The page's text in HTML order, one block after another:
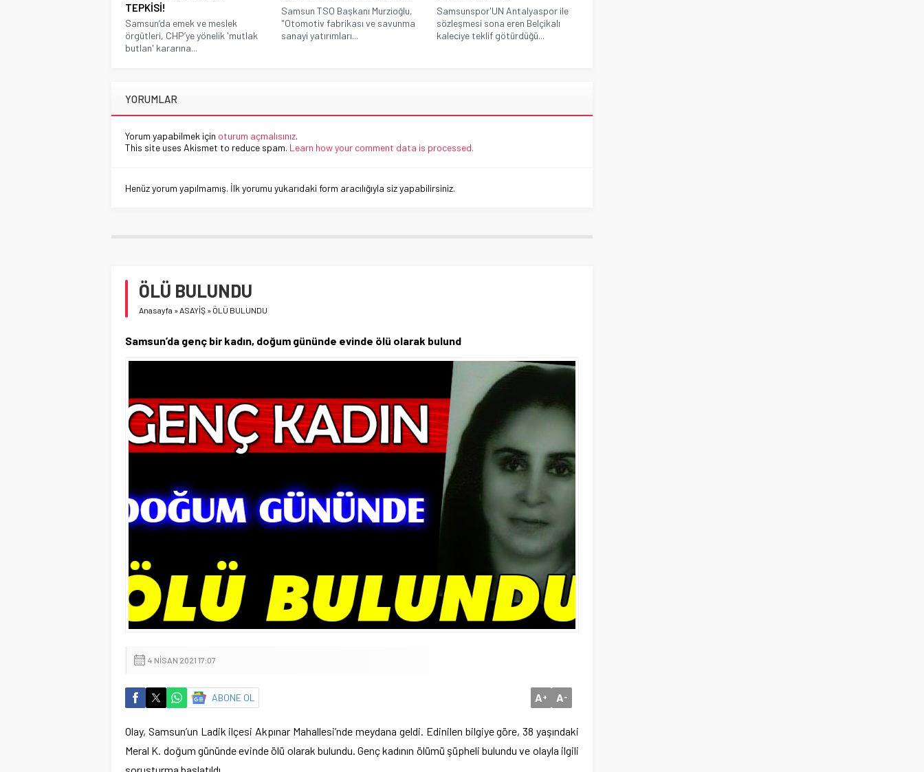
TEPKİSİ!
Samsun’da emek ve meslek
örgütleri, CHP’ye yönelik 'mutlak
butlan' kararına...
Samsun TSO Başkanı Murzioğlu,
"Otomotiv fabrikası ve savunma
sanayi yatırımları...
Samsunspor'UN Antalyaspor ile
sözleşmesi sona eren Belçikalı
kaleciye teklif götürdüğü...
YORUMLAR
Yorum yapabilmek için oturum açmalısınız.
This site uses Akismet to reduce spam. Learn how your comment data is processed.
Henüz yorum yapılmamış. İlk yorumu yukarıdaki form aracılığıyla siz yapabilirsiniz.
ÖLÜ BULUNDU
Anasayfa »ASAYİŞ » ÖLÜ BULUNDU
Samsun’da genç bir kadın, doğum gününde evinde ölü olarak bulund
4 NISAN 2021 17:07
ABONE OL A+ A-
Olay, Samsun’un Ladik ilçesi Akpınar Mahallesi’nde meydana geldi. Edinilen bilgiye göre, 38 yaşındaki
Meral K. doğum gününde evinde ölü olarak bulundu. Genç kadının ölümü şüpheli bulundu ve olayla ilgili